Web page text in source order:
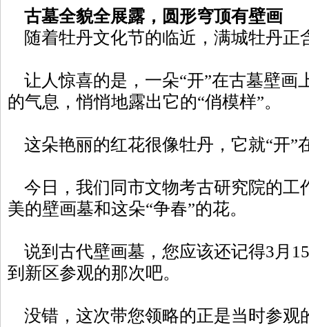
古墓全貌全展露，圆形穹顶有壁画
随着牡丹文化节的临近，满城牡丹正
让人惊喜的是，一朵“开”在古墓壁画
的气息，悄悄地露出它的“俏模样”。
这朵艳丽的红花很像牡丹，它就“开”
今日，我们同市文物考古研究院的工
美的壁画墓和这朵“争春”的花。
说到古代壁画墓，您应该还记得3月
到新区参观的那次吧。
没错，这次带您领略的正是当时参观